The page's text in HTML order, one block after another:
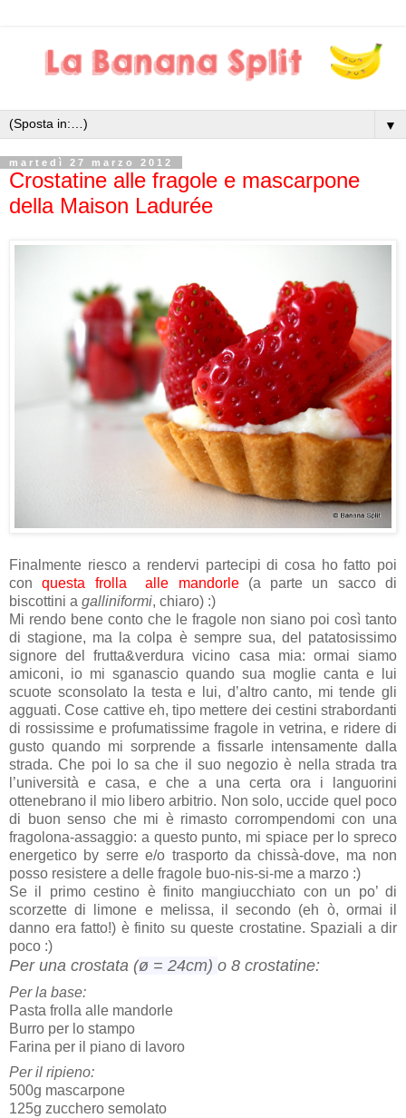
▼
martedì 27 marzo 2012
Crostatine alle fragole e mascarpone
della Maison Ladurée
Finalmente riesco a rendervi partecipi di cosa ho fatto poi
conquesta frolla alle mandorle(a parte un sacco di
biscottini a galliniformi, chiaro) :)
Mi rendo bene conto che le fragole non siano poi così tanto
di stagione, ma la colpa è sempre sua, del patatosissimo
signore del frutta&verdura vicino casa mia: ormai siamo
amiconi, io mi sganascio quando sua moglie canta e lui
scuote sconsolato la testa e lui, d’altro canto, mi tende gli
agguati. Cose cattive eh, tipo mettere dei cestini strabordanti
di rossissime e profumatissime fragole in vetrina, e ridere di
gusto quando mi sorprende a fissarle intensamente dalla
strada. Che poi lo sa che il suo negozio è nella strada tra
l’università e casa, e che a una certa ora i languorini
ottenebrano il mio libero arbitrio. Non solo, uccide quel poco
di buon senso che mi è rimasto corrompendomi con una
fragolona-assaggio: a questo punto, mi spiace per lo spreco
energetico by serre e/o trasporto da chissà-dove, ma non
posso resistere a delle fragole buo-nis-si-me a marzo :)
Se il primo cestino è finito mangiucchiato con un po’ di
scorzette di limone e melissa, il secondo (eh ò, ormai il
danno era fatto!) è finito su queste crostatine. Spaziali a dir
poco :)
Per una crostata (ø = 24cm) o 8 crostatine:
Per la base:
Pasta frolla alle mandorle
Burro per lo stampo
Farina per il piano di lavoro
Per il ripieno:
500g mascarpone
125g zucchero semolato